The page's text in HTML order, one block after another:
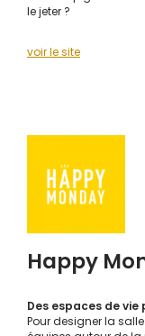
le jeter ?
voir le site
Happy
Des espaces de vie
Pour designer la